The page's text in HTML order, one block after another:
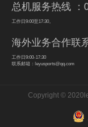
总机服务热线 ：
工作日9:00至17:30。
海外业务合作联
工作日9:00-17:30
联系邮箱：leyusports@qq.com
Copyright ©